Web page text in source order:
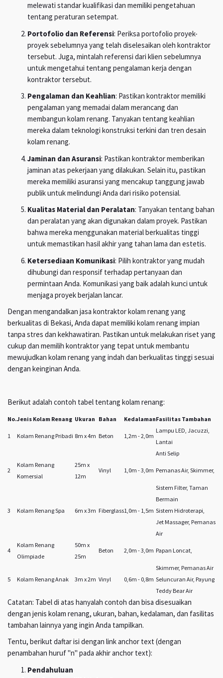
melewati standar kualifikasi dan memiliki pengetahuan
tentang peraturan setempat.
Portofolio dan Referensi: Periksa portofolio proyek-
proyek sebelumnya yang telah diselesaikan oleh kontraktor
tersebut. Juga, mintalah referensi dari klien sebelumnya
untuk mengetahui tentang pengalaman kerja dengan
kontraktor tersebut.
Pengalaman dan Keahlian: Pastikan kontraktor memiliki
pengalaman yang memadai dalam merancang dan
membangun kolam renang. Tanyakan tentang keahlian
mereka dalam teknologi konstruksi terkini dan tren desain
kolam renang.
Jaminan dan Asuransi: Pastikan kontraktor memberikan
jaminan atas pekerjaan yang dilakukan. Selain itu, pastikan
mereka memiliki asuransi yang mencakup tanggung jawab
publik untuk melindungi Anda dari risiko potensial.
Kualitas Material dan Peralatan: Tanyakan tentang bahan
dan peralatan yang akan digunakan dalam proyek. Pastikan
bahwa mereka menggunakan material berkualitas tinggi
untuk memastikan hasil akhir yang tahan lama dan estetis.
Ketersediaan Komunikasi: Pilih kontraktor yang mudah
dihubungi dan responsif terhadap pertanyaan dan
permintaan Anda. Komunikasi yang baik adalah kunci untuk
menjaga proyek berjalan lancar.
Dengan mengandalkan jasa kontraktor kolam renang yang
berkualitas di Bekasi, Anda dapat memiliki kolam renang impian
tanpa stres dan kekhawatiran. Pastikan untuk melakukan riset yang
cukup dan memilih kontraktor yang tepat untuk membantu
mewujudkan kolam renang yang indah dan berkualitas tinggi sesuai
dengan keinginan Anda.
Berikut adalah contoh tabel tentang kolam renang:
No.Jenis Kolam Renang Ukuran Bahan KedalamanFasilitas Tambahan
1 Kolam Renang Pribadi 8m x 4m Beton 1,2m - 2,0m
Lampu LED, Jacuzzi,
Lantai
Anti Selip
2
Kolam Renang
Komersial
25m x
12m
Vinyl 1,0m - 3,0m Pemanas Air, Skimmer,
Sistem Filter, Taman
Bermain
3
Kolam Renang Spa 6m x 3m Fiberglass1,0m - 1,5m Sistem Hidroterapi,
Jet Massager, Pemanas
Air
4
Kolam Renang
Olimpiade
50m x
25m
Beton 2,0m - 3,0m Papan Loncat,
Skimmer, Pemanas Air
5
Kolam Renang Anak 3m x 2m Vinyl 0,6m - 0,8m Seluncuran Air, Payung
Teddy Bear Air
Catatan: Tabel di atas hanyalah contoh dan bisa disesuaikan
dengan jenis kolam renang, ukuran, bahan, kedalaman, dan fasilitas
tambahan lainnya yang ingin Anda tampilkan.
Tentu, berikut daftar isi dengan link anchor text (dengan
penambahan huruf "n" pada akhir anchor text):
Pendahuluan